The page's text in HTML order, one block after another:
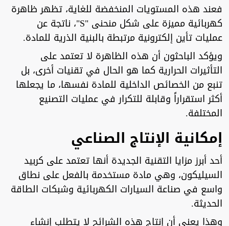
فعند هذه المستويات المنخفضة للغاية، تظهر ظاهرة
كهربائية مميزة على شكل منحنى "S"، ناتجة عن
عمليات تأين إلكترونية مرتبطة بالبنية الذرية للمادة.
ويؤكد الباحثون أن هذه الظاهرة لا تعتمد على
التأثيرات الحرارية كما هو الحال في تقنيات أخرى، بل
تنبع من الخصائص الداخلية للمادة نفسها، ما يجعلها
أكثر استقراراً وقابلة للتكرار في عمليات التصنيع
المختلفة.
إمكانية الإنتاج الصناعي
أحد أبرز مزايا التقنية الجديدة أنها تعتمد على كربيد
السيليكون، وهي مادة مستخدمة بالفعل على نطاق
واسع في صناعة السيارات الكهربائية وشبكات الطاقة
الحديثة.
وهذا يعني أن إنتاج هذه الشرائح لا يتطلب إنشاء